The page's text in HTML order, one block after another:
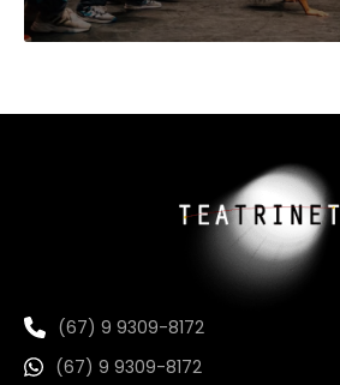
(67) 9 9309-8172
(67) 9 9309-8172